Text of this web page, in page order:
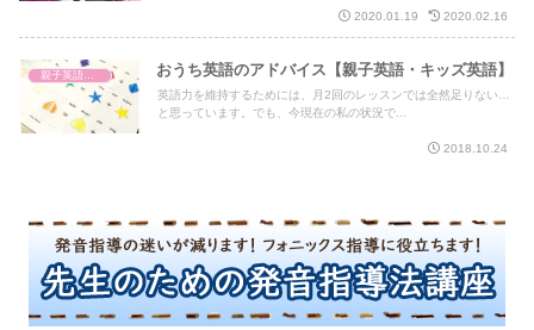
2020.01.19 2020.02.16
おうち英語のアドバイス【親子英語・キッズ英語】
英語力を維持するためには、月2回のレッスンでは全然足りない…
と思っています。でも、今現在の私の状況で...
2018.10.24